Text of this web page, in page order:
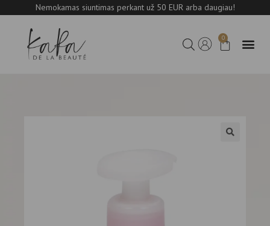
Nemokamas siuntimas perkant už 50 EUR arba daugiau!
0